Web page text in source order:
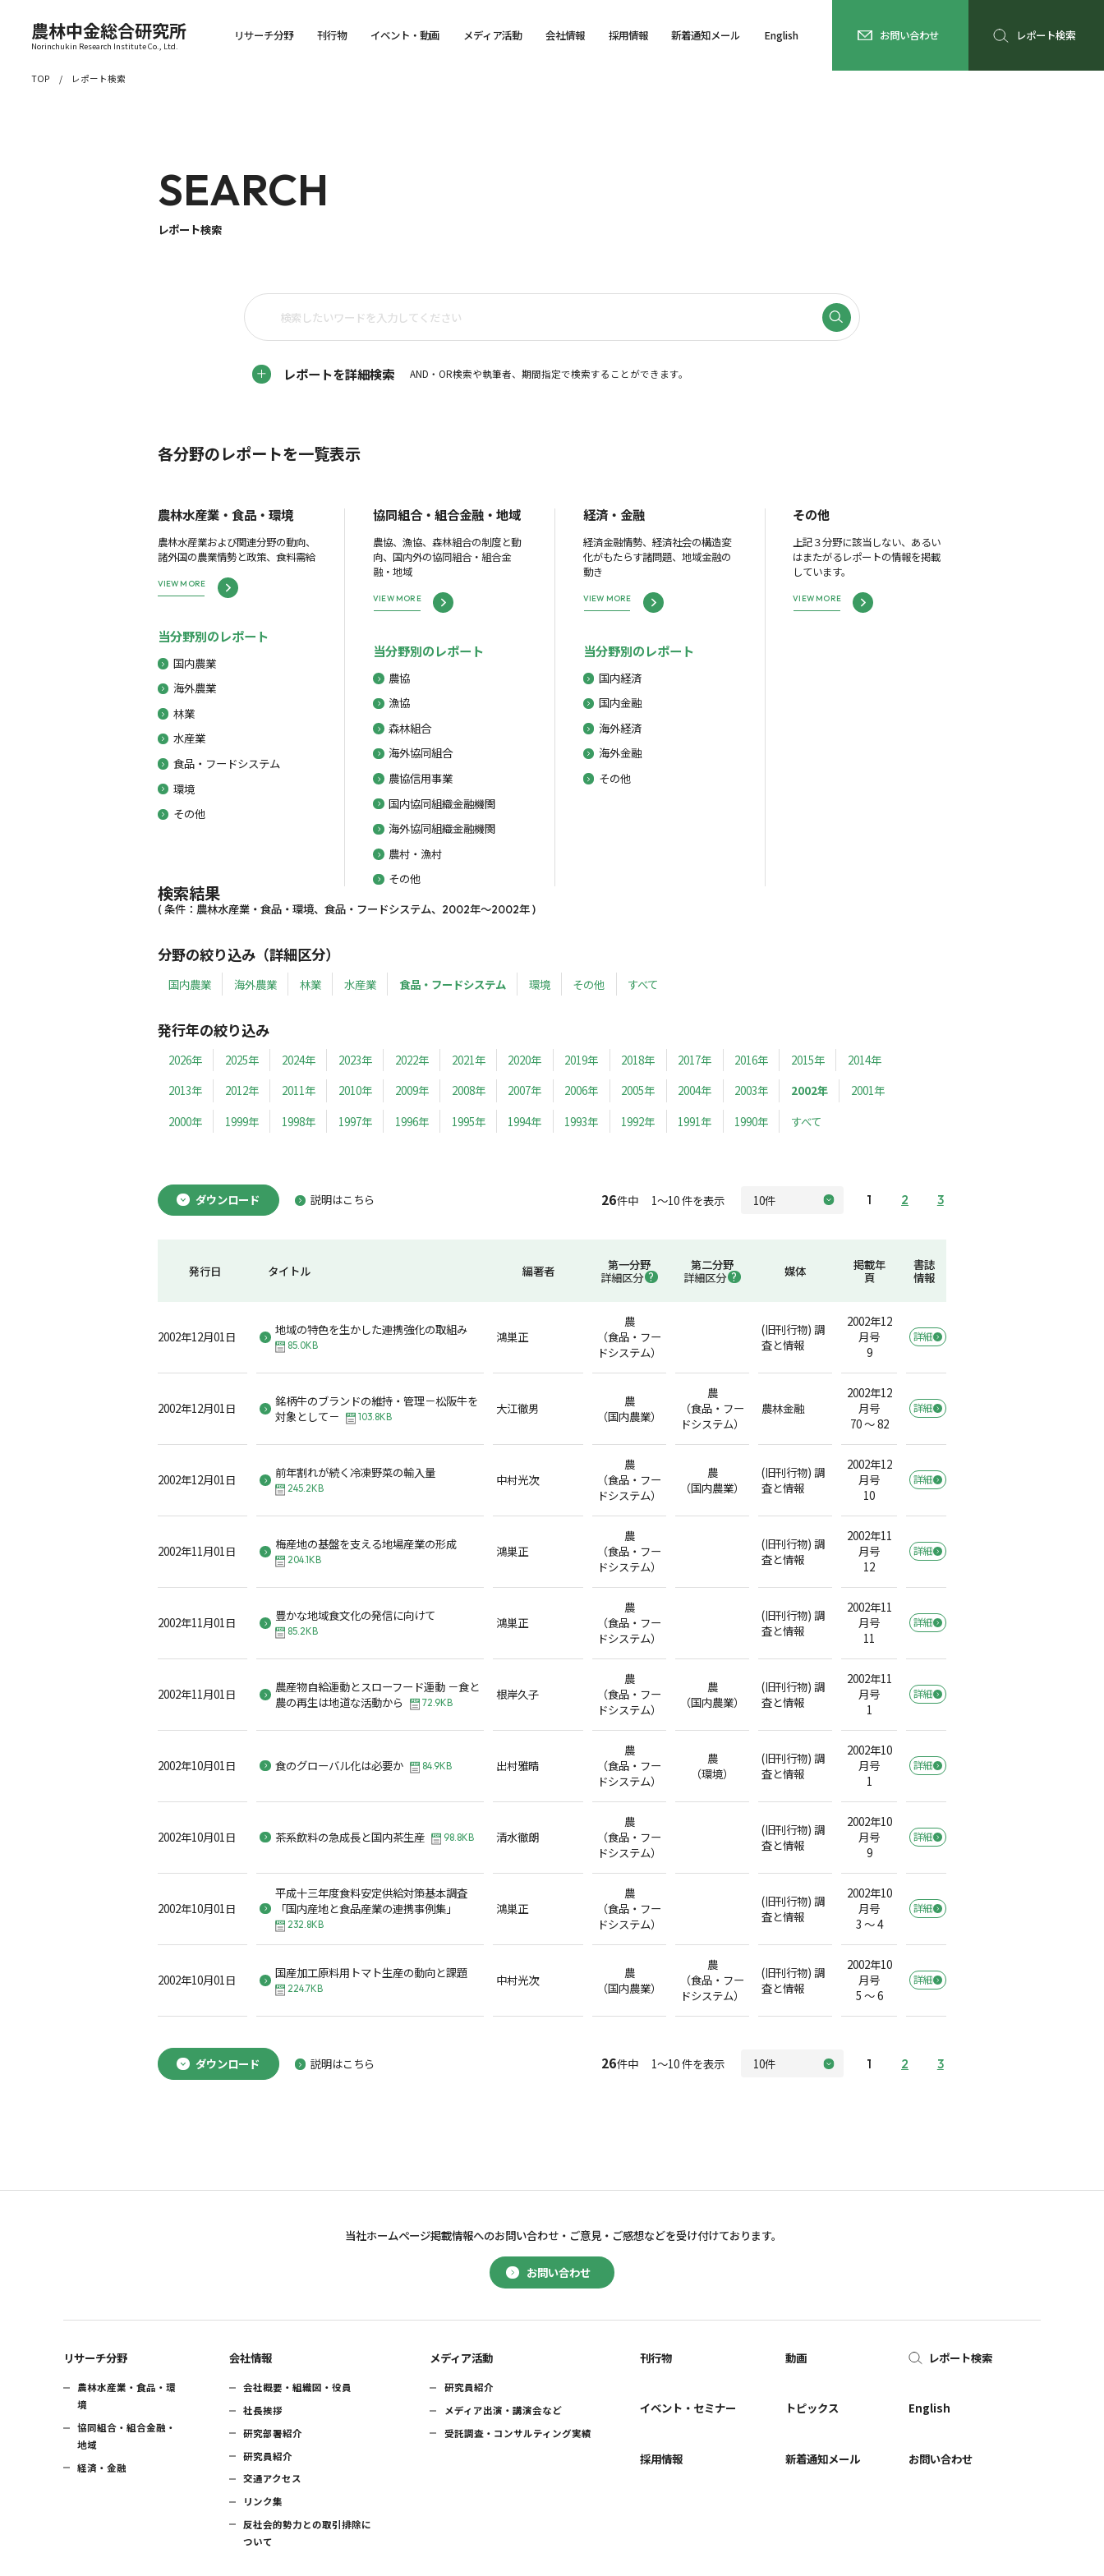
農林中金総合研究所
Norinchukin Research Institute Co., Ltd.
リサーチ分野 刊行物 イベント・動画 メディア活動 会社情報 採用情報 新着通知メール English お問い合わせ レポート検索
TOP レポート検索
SEARCH
レポート検索
レポートを詳細検索 AND・OR検索や執筆者、期間指定で検索することができます。
各分野のレポートを一覧表示
農林水産業・食品・環境
農林水産業および関連分野の動向、
諸外国の農業情勢と政策、食料需給
VIEW MORE
当分野別のレポート
国内農業
海外農業
林業
水産業
食品・フードシステム
環境
その他
協同組合・組合金融・地域
農協、漁協、森林組合の制度と動
向、国内外の協同組合・組合金
融・地域
VIEW MORE
当分野別のレポート
農協
漁協
森林組合
海外協同組合
農協信用事業
国内協同組織金融機関
海外協同組織金融機関
農村・漁村
その他
経済・金融
経済金融情勢、経済社会の構造変
化がもたらす諸問題、地域金融の
動き
VIEW MORE
当分野別のレポート
国内経済
国内金融
海外経済
海外金融
その他
その他
上記３分野に該当しない、あるい
はまたがるレポートの情報を掲載
しています。
VIEW MORE
検索結果
( 条件：農林水産業・食品・環境、食品・フードシステム、2002年～2002年 )
分野の絞り込み（詳細区分）
国内農業 海外農業 林業 水産業 食品・フードシステム 環境 その他 すべて
発行年の絞り込み
2026年 2025年 2024年 2023年 2022年 2021年 2020年 2019年 2018年 2017年 2016年 2015年
2014年
2013年
2012年 2011年 2010年 2009年 2008年 2007年 2006年 2005年 2004年 2003年 2002年
2001年
2000年
1999年 1998年 1997年 1996年 1995年 1994年 1993年 1992年 1991年 1990年 すべて
ダウンロード 説明はこちら 26件中 1～10 件を表示 1 2 3
発行日 タイトル 編著者
第一分野
詳細区分
第二分野
詳細区分
媒体
掲載年
頁
書誌
情報
2002年12月01日 地域の特色を生かした連携強化の取組み
85.0KB
鴻巣正
農
（食品・フー
ドシステム）
(旧刊行物) 調
査と情報
2002年12
月号
9
詳細
2002年12月01日
銘柄牛のブランドの維持・管理－松阪牛を
対象として－
103.8KB
大江徹男
農
（国内農業）
農
（食品・フー
ドシステム）
農林金融
2002年12
月号
70 ～ 82
詳細
2002年12月01日 前年割れが続く冷凍野菜の輸入量
245.2KB
中村光次
農
（食品・フー
ドシステム）
農
（国内農業）
(旧刊行物) 調
査と情報
2002年12
月号
10
詳細
2002年11月01日 梅産地の基盤を支える地場産業の形成
204.1KB
鴻巣正
農
（食品・フー
ドシステム）
(旧刊行物) 調
査と情報
2002年11
月号
12
詳細
2002年11月01日 豊かな地域食文化の発信に向けて
85.2KB
鴻巣正
農
（食品・フー
ドシステム）
(旧刊行物) 調
査と情報
2002年11
月号
11
詳細
2002年11月01日
農産物自給運動とスローフード運動 －食と
農の再生は地道な活動から
72.9KB
根岸久子
農
（食品・フー
ドシステム）
農
（国内農業）
(旧刊行物) 調
査と情報
2002年11
月号
1
詳細
2002年10月01日 食のグローバル化は必要か 84.9KB 出村雅晴
農
（食品・フー
ドシステム）
農
（環境）
(旧刊行物) 調
査と情報
2002年10
月号
1
詳細
2002年10月01日 茶系飲料の急成長と国内茶生産 98.8KB 清水徹朗
農
（食品・フー
ドシステム）
(旧刊行物) 調
査と情報
2002年10
月号
9
詳細
2002年10月01日
平成十三年度食料安定供給対策基本調査
「国内産地と食品産業の連携事例集」
232.8KB
鴻巣正
農
（食品・フー
ドシステム）
(旧刊行物) 調
査と情報
2002年10
月号
3 ～ 4
詳細
2002年10月01日 国産加工原料用トマト生産の動向と課題
224.7KB
中村光次
農
（国内農業）
農
（食品・フー
ドシステム）
(旧刊行物) 調
査と情報
2002年10
月号
5 ～ 6
詳細
ダウンロード 説明はこちら 26件中 1～10 件を表示 1 2 3
お問い合わせ
当社ホームページ掲載情報へのお問い合わせ・ ご意見・ご感想などを受け付けております。
リサーチ分野
農林水産業・食品・環
境
協同組合・組合金融・
地域
経済・金融
会社情報
会社概要・組織図・役員
社長挨拶
研究部署紹介
研究員紹介
交通アクセス
リンク集
反社会的勢力との取引排除に
ついて
メディア活動
研究員紹介
メディア出演・講演会など
受託調査・コンサルティング実績
刊行物
イベント・セミナー
採用情報
動画
トピックス
新着通知メール
レポート検索
English
お問い合わせ